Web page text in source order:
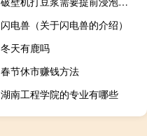
闪电兽（关于闪电兽的介绍）
冬天有鹿吗
春节休市赚钱方法
湖南工程学院的专业有哪些